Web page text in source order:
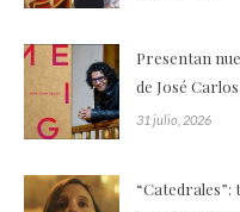
Presentan
de José
31 julio, 2026
“Catedrales”: